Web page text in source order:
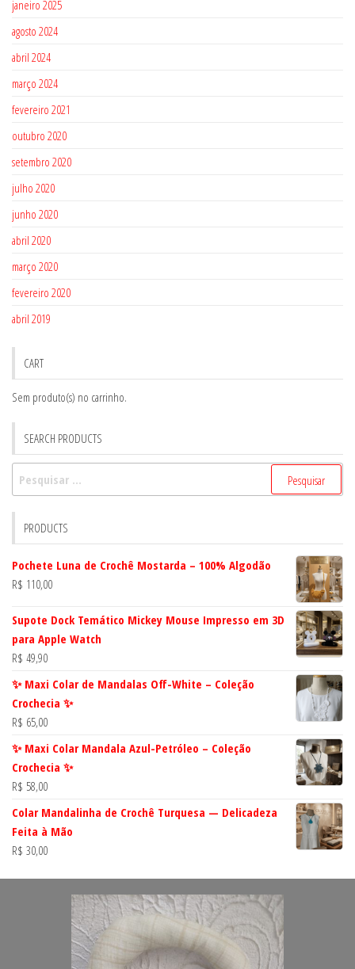
janeiro 2025
agosto 2024
abril 2024
março 2024
fevereiro 2021
outubro 2020
setembro 2020
julho 2020
junho 2020
abril 2020
março 2020
fevereiro 2020
abril 2019
CART
Sem produto(s) no carrinho.
SEARCH PRODUCTS
Pesquisar
por:
PRODUCTS
Pochete Luna de Crochê Mostarda – 100% Algodão
R$ 110,00
Supote Dock Temático Mickey Mouse Impresso em 3D
para Apple Watch
R$ 49,90
✨ Maxi Colar de Mandalas Off-White – Coleção
Crochecia ✨
R$ 65,00
✨ Maxi Colar Mandala Azul-Petróleo – Coleção
Crochecia ✨
R$ 58,00
Colar Mandalinha de Crochê Turquesa — Delicadeza
Feita à Mão
R$ 30,00